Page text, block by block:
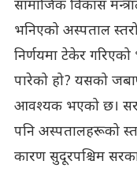
सामाजिक विकास
भनिएको अस्पताल
निर्णयमा टेकेर
पारेको हो? यसको
आवश्यक भएको छ।
पनि अस्पतालहरूको
कारण सुदूरपश्चिम